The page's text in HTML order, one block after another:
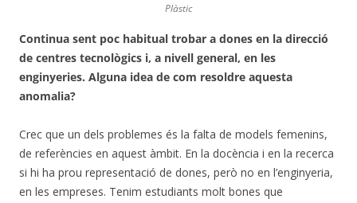
Plàstic
Continua sent poc habitual trobar a dones en la direcció
de centres tecnològics i, a nivell general, en les
enginyeries. Alguna idea de com resoldre aquesta
anomalia?
Crec que un dels problemes és la falta de models femenins,
de referències en aquest àmbit. En la docència i en la recerca
si hi ha prou representació de dones, però no en l’enginyeria,
en les empreses. Tenim estudiants molt bones que